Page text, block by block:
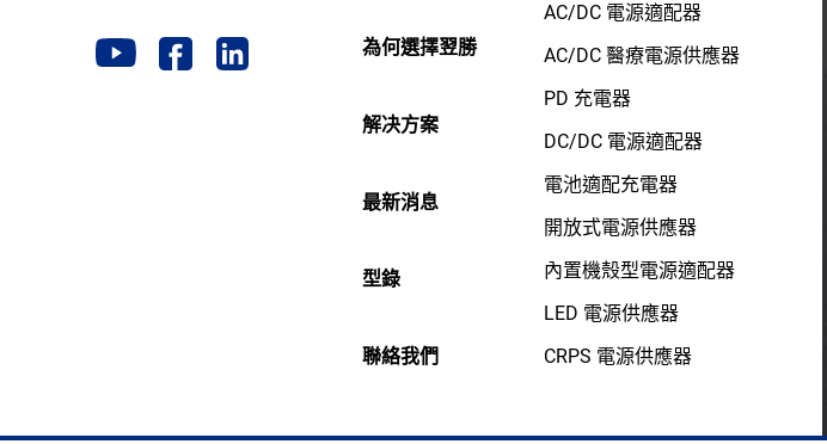
為何選擇翌勝
解决方案
最新消息
型錄
聯絡我們
AC/DC 電源適配器
AC/DC 醫療電源供應器
PD 充電器
DC/DC 電源適配器
電池適配充電器
開放式電源供應器
內置機殼型電源適配器
LED 電源供應器
CRPS 電源供應器